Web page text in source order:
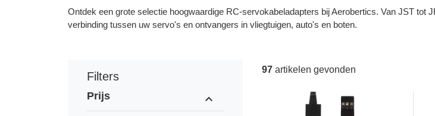
Ontdek een grote selectie hoogwaardige RC-servokabeladapters bij Aerobertics. Van JST tot
verbinding tussen uw servo's en ontvangers in vliegtuigen, auto's en boten.
Filters
Prijs expand_less
97 artikelen gevonden